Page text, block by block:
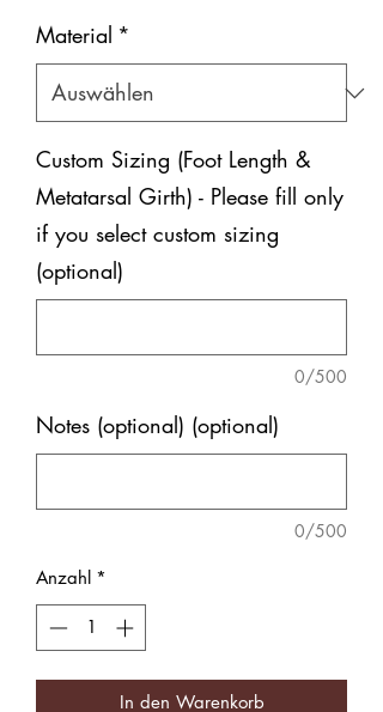
Material *
Custom Sizing (Foot Length &
Metatarsal Girth) - Please fill only
if you select custom sizing
(optional)
0/500
Notes (optional) (optional)
0/500
Anzahl *
In den Warenkorb